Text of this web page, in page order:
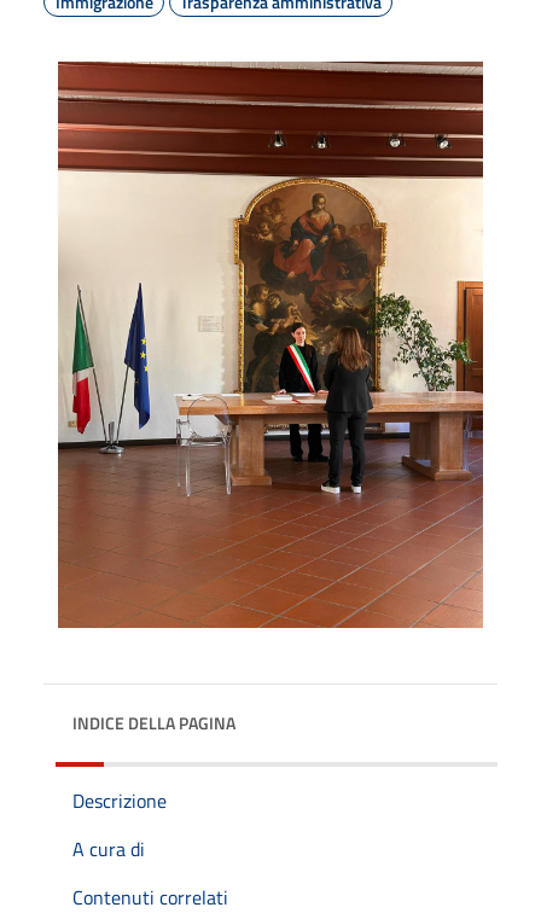
INDICE DELLA PAGINA
Descrizione
A cura di
Contenuti correlati